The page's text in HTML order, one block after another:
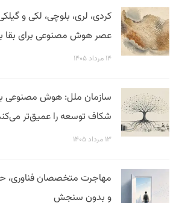
کردی، لری، بلوچی، لکی و
عصر هوش مصنوعی برای بقا به
۱۴ مرداد ۱۴۰۵
سازمان ملل: هوش مصنوعی
شکاف توسعه را عمیق‌تر
۱۳ مرداد ۱۴۰۵
مهاجرت متخصصان فناوری،
و بدون سنجش